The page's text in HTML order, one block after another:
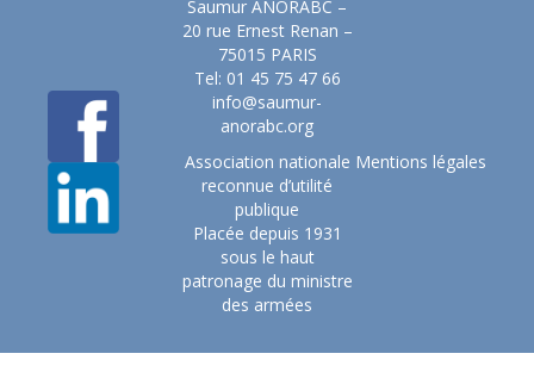
Saumur ANORABC –
20 rue Ernest Renan –
75015 PARIS
Tel: 01 45 75 47 66
info@saumur-
anorabc.org
Association nationale
reconnue d’utilité
publique
Placée depuis 1931
sous le haut
patronage du ministre
des armées
Mentions légales